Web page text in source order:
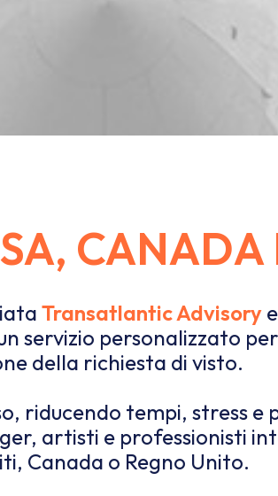
CANADA
Transatlantic Advisory
servizio personalizzato
della richiesta di visto.
riducendo tempi, stress e
artisti e professionisti
Canada o Regno Unito.